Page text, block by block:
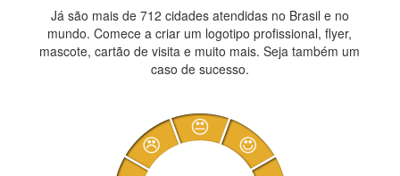
Já são mais de 712 cidades atendidas no Brasil e no
mundo. Comece a criar um logotipo profissional, flyer,
mascote, cartão de visita e muito mais. Seja também um
caso de sucesso.